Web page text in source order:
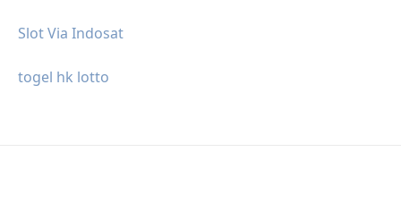
Slot Via Indosat
togel hk lotto